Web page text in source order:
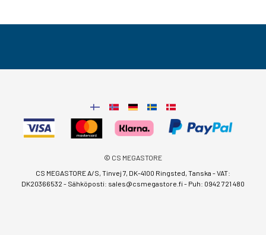
© CS MEGASTORE
CS MEGASTORE A/S, Tinvej 7, DK-4100 Ringsted, Tanska - VAT:
DK20366532 - Sähköposti: sales@csmegastore.fi- Puh: 0942 721 480